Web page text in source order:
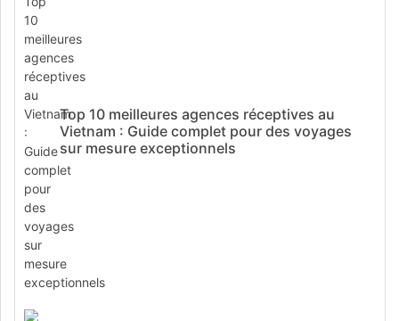
Top 10 meilleures agences réceptives au
Vietnam : Guide complet pour des voyages
sur mesure exceptionnels